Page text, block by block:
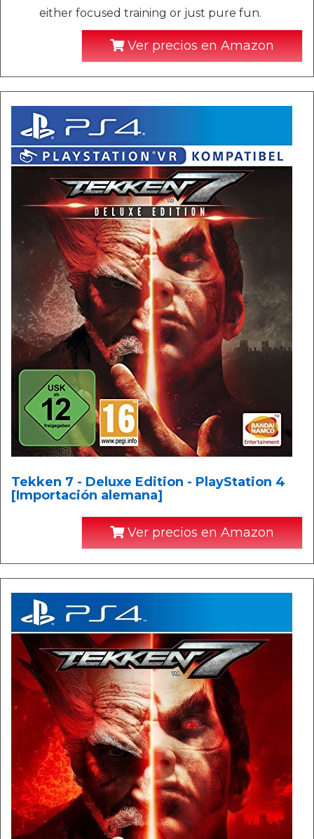
either focused training or just pure fun.
Ver precios en Amazon
Tekken 7 - Deluxe Edition - PlayStation 4
[Importación alemana]
Ver precios en Amazon